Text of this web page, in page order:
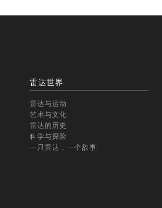
雷达世界
雷达与运动
艺术与文化
雷达的历史
科学与探险
一只雷达，一个故事